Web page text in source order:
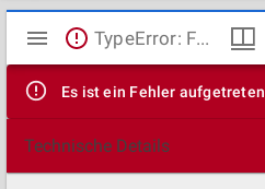
Mirador
Viewer
TypeError: Failed to fetch
Es ist ein Fehler aufgetreten
Technische Details